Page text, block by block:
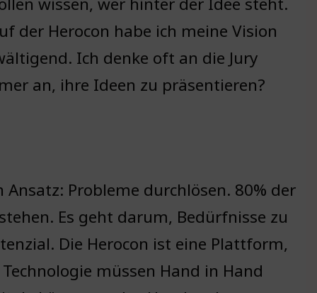
der Herocon habe ich meine Vision
Ich denke oft an die Jury
an, ihre Ideen zu präsentieren?
Probleme durchlösen. 80% der
Es geht darum, Bedürfnisse zu
Die Herocon ist eine Plattform,
müssen Hand in Hand